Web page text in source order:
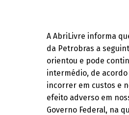
A AbriLivre informa
da Petrobras a
orientou e pode
intermédio, de
incorrer em custos e
efeito adverso em
Governo Federal, na